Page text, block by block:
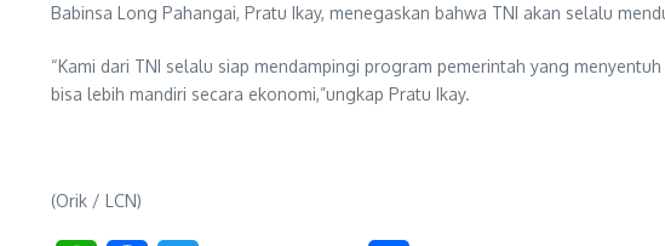
Babinsa Long Pahangai, Pratu Ikay, menegaskan bahwa TNI akan selalu
“Kami dari TNI selalu siap mendampingi program pemerintah yang
bisa lebih mandiri secara ekonomi,”ungkap Pratu Ikay.
(Orik / LCN)